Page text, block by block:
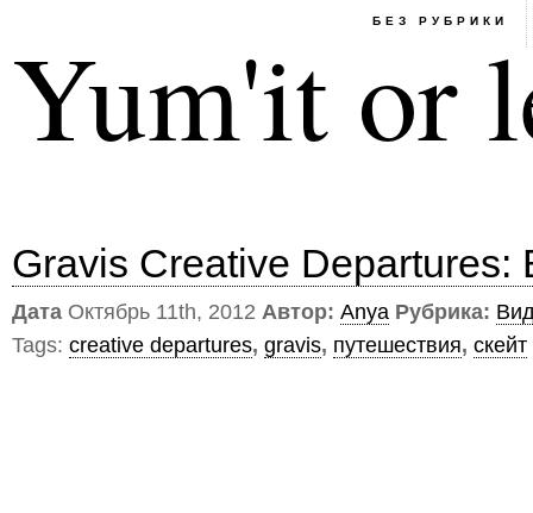
БЕЗ РУБРИКИ
Yum'it or
Gravis Creative Departures:
Дата Октябрь 11th, 2012 Автор: Anya Рубрика:
Tags: creative departures, gravis, путешествия, скейт